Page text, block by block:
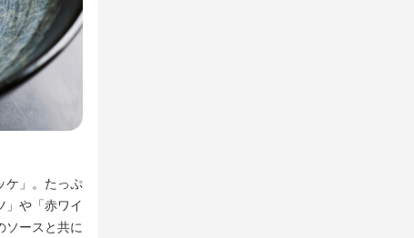
ケ」。たっぷ
や「赤ワイ
ソースと共に
えます。
す。